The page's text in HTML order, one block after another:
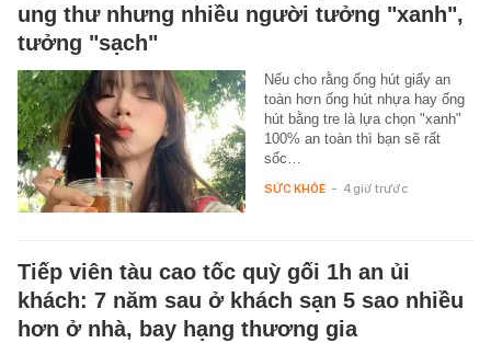
ung thư nhưng nhiều người tưởng "xanh",
tưởng "sạch"
Nếu cho rằng ống hút giấy an
toàn hơn ống hút nhựa hay ống
hút bằng tre là lựa chọn "xanh"
100% an toàn thì bạn sẽ rất
sốc…
SỨC KHỎE - 4 giờ trước
Tiếp viên tàu cao tốc quỳ gối 1h an ủi
khách: 7 năm sau ở khách sạn 5 sao nhiều
hơn ở nhà, bay hạng thương gia